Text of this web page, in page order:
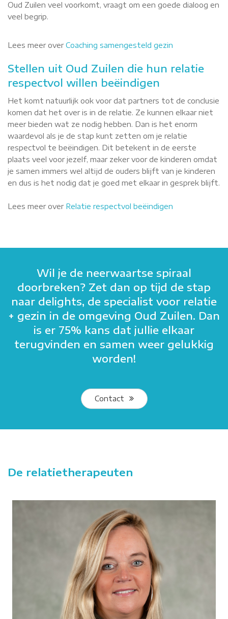
Oud Zuilen veel voorkomt, vraagt om een goede dialoog en
veel begrip.
Lees meer overCoaching samengesteld gezin
Stellen uit Oud Zuilen die hun relatie
respectvol willen beëindigen
Het komt natuurlijk ook voor dat partners tot de conclusie
komen dat het over is in de relatie. Ze kunnen elkaar niet
meer bieden wat ze nodig hebben. Dan is het enorm
waardevol als je de stap kunt zetten om je relatie
respectvol te beëindigen. Dit betekent in de eerste
plaats veel voor jezelf, maar zeker voor de kinderen omdat
je samen immers wel altijd de ouders blijft van je kinderen
en dus is het nodig dat je goed met elkaar in gesprek blijft.
Lees meer over Relatie respectvol beëindigen
Wil je de neerwaartse spiraal
doorbreken? Zet dan op tijd de stap
naar delights, de specialist voor relatie
+ gezin in de omgeving Oud Zuilen. Dan
is er 75% kans dat jullie elkaar
terugvinden en samen weer gelukkig
worden!
Contact
De relatietherapeuten